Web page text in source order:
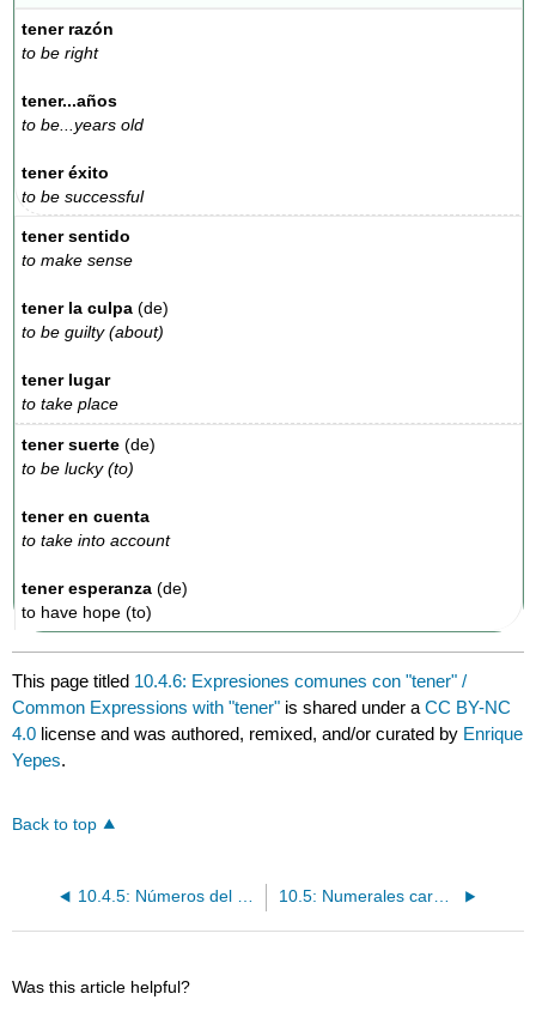
tener razón
to be right
tener...años
to be...years old
tener éxito
to be successful
tener sentido
to make sense
tener la culpa(de)
to be guilty (about)
tener lugar
to take place
tener suerte (de)
to be lucky (to)
tener en cuenta
to take intoaccount
teneresperanza (de)
to have hope (to)
This page titled 10.4.6: Expresiones comunes con "tener" /
Common Expressions with "tener" is shared under aCC BY-NC
4.0 license and was authored, remixed, and/or curated by Enrique
Yepes.
Back to top
10.5: Numerales cardinales de cien en adelante
Was this article helpful?